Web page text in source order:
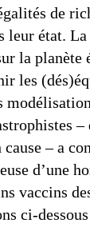
de
leur état.
la
les
–
– a
d’une
vaccins
ci-